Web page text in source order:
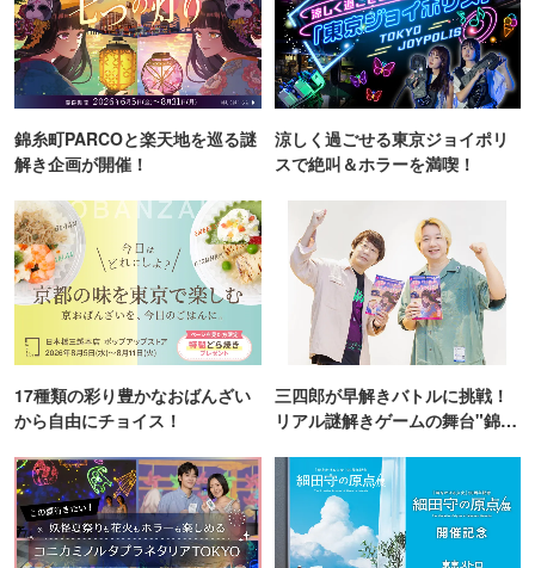
錦糸町PARCOと楽天地を巡る謎
解き企画が開催！
涼しく過ごせる東京ジョイポリ
スで絶叫＆ホラーを満喫！
17種類の彩り豊かなおばんざい
から自由にチョイス！
三四郎が早解きバトルに挑戦！
リアル謎解きゲームの舞台"錦糸